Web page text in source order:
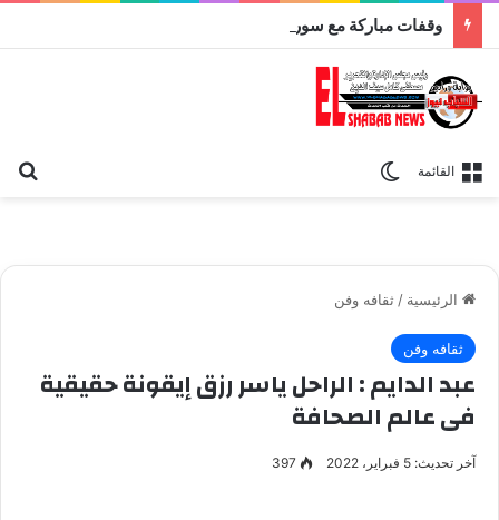
القائمة
الرئيسية / ثقافه وفن
ثقافه وفن
عبد الدايم : الراحل ياسر رزق إيقونة حقيقية
فى عالم الصحافة
آخر تحديث: 5 فبراير، 2022 397